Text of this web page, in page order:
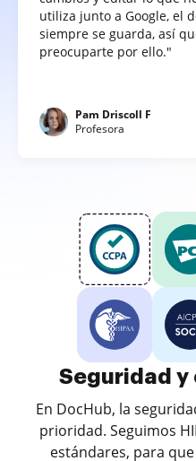
utiliza junto a Google, el
siempre se guarda, así
preocuparte por ello."
Pam Driscoll F
Profesora
Seguridad
En DocHub, la
prioridad. Seguimos
estándares, para